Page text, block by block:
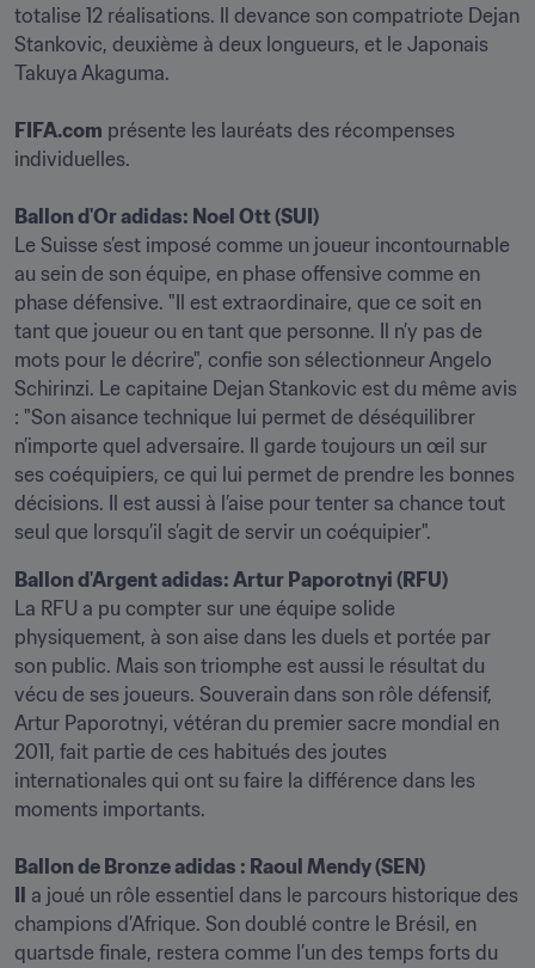
totalise 12 réalisations. Il devance son compatriote Dejan
Stankovic, deuxième à deux longueurs, et le Japonais
Takuya Akaguma.
FIFA.com présente les lauréats des récompenses
individuelles.
Ballon d'Or adidas: Noel Ott (SUI)
Le Suisse s’est imposé comme un joueur incontournable
au sein de son équipe, en phase offensive comme en
phase défensive. "Il est extraordinaire, que ce soit en
tant que joueur ou en tant que personne. Il n’y pas de
mots pour le décrire", confie son sélectionneur Angelo
Schirinzi. Le capitaine Dejan Stankovic est du même avis
: "Son aisance technique lui permet de déséquilibrer
n’importe quel adversaire. Il garde toujours un œil sur
ses coéquipiers, ce qui lui permet de prendre les bonnes
décisions. Il est aussi à l’aise pour tenter sa chance tout
seul que lorsqu’il s’agit de servir un coéquipier".
La RFU a pu compter sur une équipe solide
physiquement, à son aise dans les duels et portée par
son public. Mais son triomphe est aussi le résultat du
vécu de ses joueurs. Souverain dans son rôle défensif,
Artur Paporotnyi, vétéran du premier sacre mondial en
2011, fait partie de ces habitués des joutes
internationales qui ont su faire la différence dans les
moments importants.
Ballon de Bronze adidas : Raoul Mendy (SEN)
a joué un rôle essentiel dans le parcours historique des
champions d’Afrique. Son doublé contre le Brésil, en
quartsde finale, restera comme l’un des temps forts du